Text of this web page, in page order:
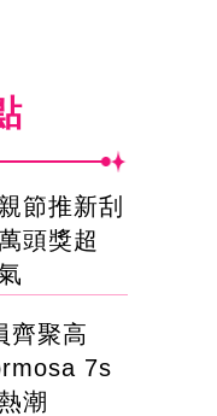
節推新刮
頭獎超
齊聚高
7s
潮